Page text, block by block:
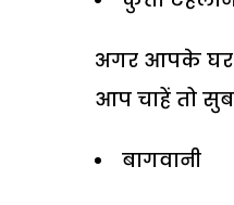
अगर आपके घर
आप चाहें तो
बागवानी